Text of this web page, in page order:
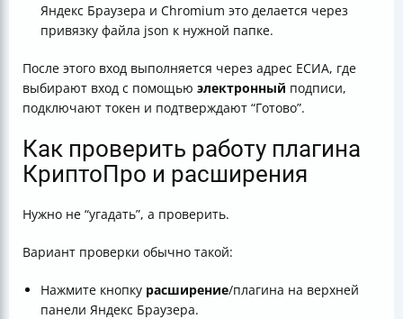
Яндекс Браузера и Chromium это делается через
привязку файла json к нужной папке.
После этого вход выполняется через адрес ЕСИА, где
выбирают вход с помощью электронный подписи,
подключают токен и подтверждают “Готово”.
Как проверить работу плагина
КриптоПро и расширения
Нужно не “угадать”, а проверить.
Вариант проверки обычно такой:
Нажмите кнопку расширение/плагина на верхней
панели Яндекс Браузера.